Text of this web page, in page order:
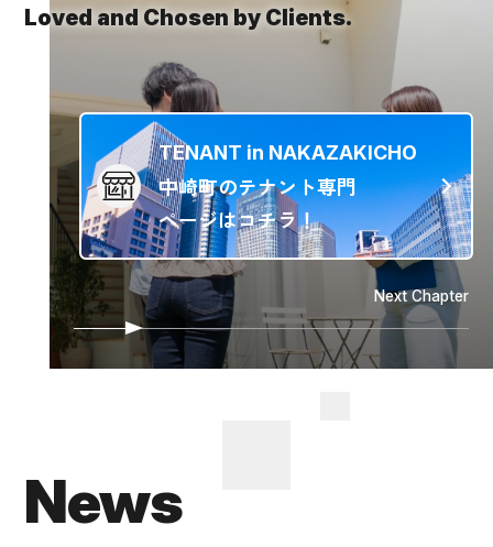
TENANT in NAKAZAKICHO
中崎町のテナント専門
ページはコチラ！
Loved and Chosen by Clients.
News